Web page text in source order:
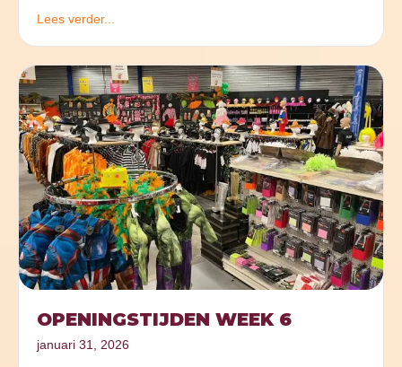
Lees verder...
OPENINGSTIJDEN WEEK 6
januari 31, 2026